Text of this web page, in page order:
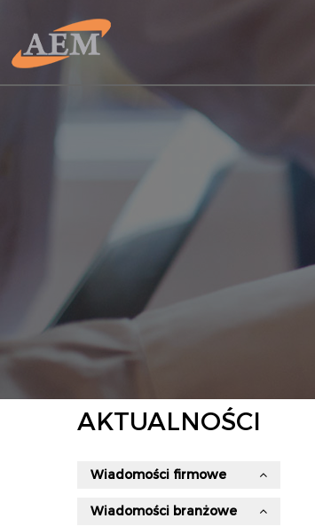
AKTUALNOŚCI
Wiadomości firmowe
Wiadomości branżowe